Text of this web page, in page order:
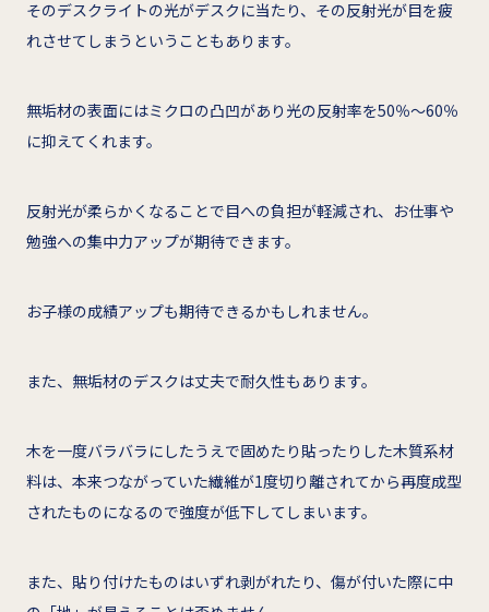
そのデスクライトの光がデスクに当たり、その反射光が目を疲
れさせてしまうということもあります。
無垢材の表面にはミクロの凸凹があり光の反射率を50％～60％
に抑えてくれます。
反射光が柔らかくなることで目への負担が軽減され、お仕事や
勉強への集中力アップが期待できます。
お子様の成績アップも期待できるかもしれません。
また、無垢材のデスクは丈夫で耐久性もあります。
木を一度バラバラにしたうえで固めたり貼ったりした木質系材
料は、本来つながっていた繊維が1度切り離されてから再度成型
されたものになるので強度が低下してしまいます。
また、貼り付けたものはいずれ剥がれたり、傷が付いた際に中